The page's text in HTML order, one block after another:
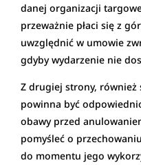
danej organizacji
przeważnie płaci się z
uwzględnić w umowie
gdyby wydarzenie nie
Z drugiej strony, również
powinna być
obawy przed
pomyśleć o
do momentu jego